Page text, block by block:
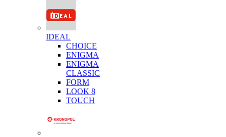
IDEAL
CHOICE
ENIGMA
ENIGMA
CLASSIC
FORM
LOOK 8
TOUCH